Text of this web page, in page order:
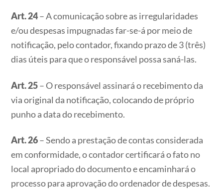
Art. 24– A comunicação sobre as irregularidades
e/ou despesas impugnadas far-se-á por meio de
notificação, pelo contador, fixando prazo de 3 (três)
dias úteis para que o responsável possa saná-las.
Art. 25– O responsável assinará o recebimento da
via original da notificação, colocando de próprio
punho a data do recebimento.
Art. 26– Sendo a prestação de contas considerada
em conformidade, o contador certificará o fato no
local apropriado do documento e encaminhará o
processo para aprovação do ordenador de despesas.